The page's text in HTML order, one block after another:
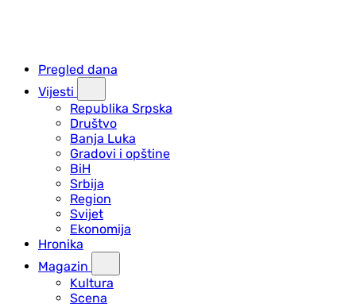
Pregled dana
Vijesti
Republika Srpska
Društvo
Banja Luka
Gradovi i opštine
BiH
Srbija
Region
Svijet
Ekonomija
Hronika
Magazin
Kultura
Scena